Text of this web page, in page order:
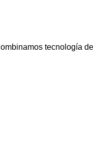
tecnología